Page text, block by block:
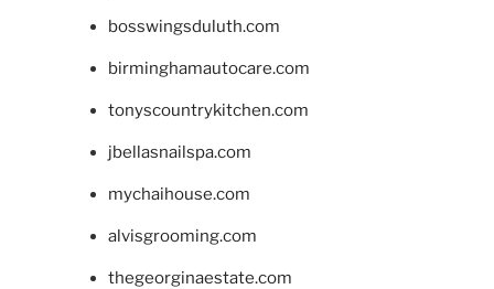
bosswingsduluth.com
birminghamautocare.com
tonyscountrykitchen.com
jbellasnailspa.com
mychaihouse.com
alvisgrooming.com
thegeorginaestate.com